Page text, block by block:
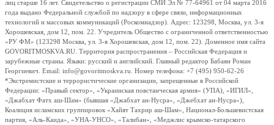
лиц старше 16 лет. Свидетельство о регистрации СМИ Эл № 77-64961 от 04 марта 2016
года выдано Федеральной службой по надзору в сфере связи, информационных
технологий и массовых коммуникаций (Роскомнадзор). Адрес: 123298, Москва, ул. 3-я
Хорошевская, дом 12, пом. 22. Учредитель Общество с ограниченной ответственностью
«РУ ФМ» (123298 Москва, ул. 3-я Хорошевская, дом 12, пом. 22). Доменное имя сайта
GOVORITMOSKVA.RU. Территория распространения – Российская Федерация и
зарубежные страны. Языки: русский и английский. Главный редактор Бабаян Роман
Георгиевич. Email: info@govoritmoskva.ru. Номер телефона: +7 (495) 950-62-26
*Экстремистские и террористические организации, запрещенные в Российской
Федерации: «Правый сектор», «Украинская повстанческая армия» (УПА), «ИГИЛ»,
«Джабхат Фатх аш-Шам» (бывшая «Джабхат ан-Нусра», «Джебхат ан-Нусра»),
Коалиция исламских группировок «Хайят Тахрир аш-Шам», Национал-Большевистская
партия, «Аль-Каида», «УНА-УНСО», «Талибан», «Меджлис крымско-татарского